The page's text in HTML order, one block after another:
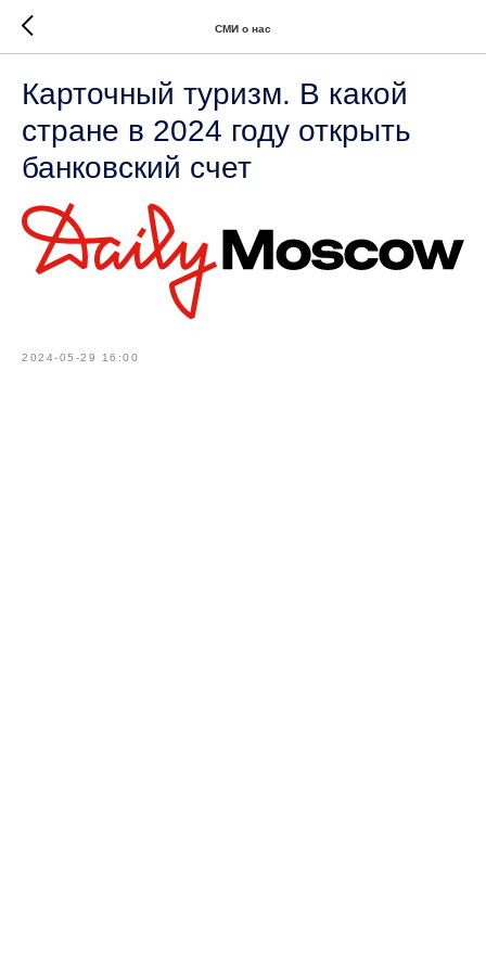
СМИ о нас
Карточный туризм. В какой
стране в 2024 году открыть
банковский счет
2024-05-29 16:00